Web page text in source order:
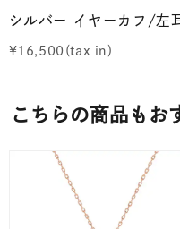
シルバー イヤーカフ/左
¥16,500
こちらの商品もお